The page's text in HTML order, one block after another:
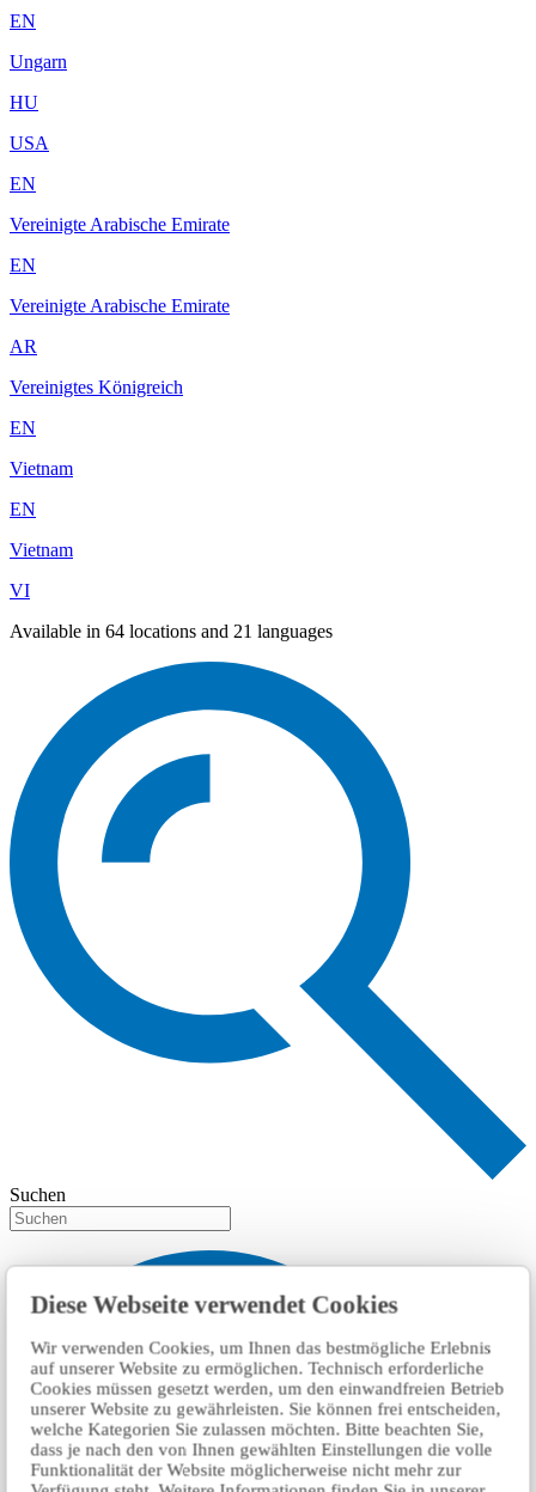
Diese Webseite verwendet Cookies
Wir verwenden Cookies, um Ihnen das bestmögliche Erlebnis
auf unserer Website zu ermöglichen. Technisch erforderliche
Cookies müssen gesetzt werden, um den einwandfreien Betrieb
unserer Website zu gewährleisten. Sie können frei entscheiden,
welche Kategorien Sie zulassen möchten. Bitte beachten Sie,
dass je nach den von Ihnen gewählten Einstellungen die volle
Funktionalität der Website möglicherweise nicht mehr zur
EN
Ungarn
HU
USA
EN
Vereinigte Arabische Emirate
EN
Vereinigte Arabische Emirate
AR
Vereinigtes Königreich
EN
Vietnam
EN
Vietnam
VI
Available in 64 locations and 21 languages
Suchen